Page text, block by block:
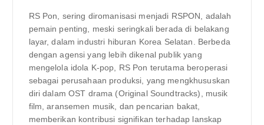
RS Pon, sering diromanisasi menjadi RSPON, adalah
pemain penting, meski seringkali berada di belakang
layar, dalam industri hiburan Korea Selatan. Berbeda
dengan agensi yang lebih dikenal publik yang
mengelola idola K-pop, RS Pon terutama beroperasi
sebagai perusahaan produksi, yang mengkhususkan
diri dalam OST drama (Original Soundtracks), musik
film, aransemen musik, dan pencarian bakat,
memberikan kontribusi signifikan terhadap lanskap